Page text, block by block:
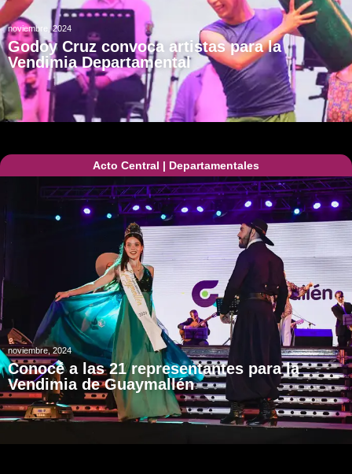
noviembre, 2024
Godoy Cruz convoca artistas para la
Vendimia Departamental
Acto Central | Departamentales
noviembre, 2024
Conocé a las 21 representantes para la
Vendimia de Guaymallén